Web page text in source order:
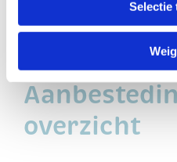
linksonder op onze website.
Selectie
Duurzaamheid
overzicht